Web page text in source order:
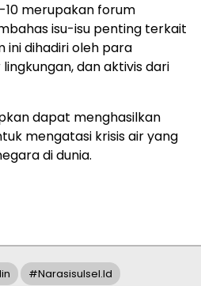
10 merupakan forum
isu-isu penting terkait
ini dihadiri oleh para
dan aktivis dari
dapat menghasilkan
mengatasi krisis air yang
di dunia.
#narasisulsel.id